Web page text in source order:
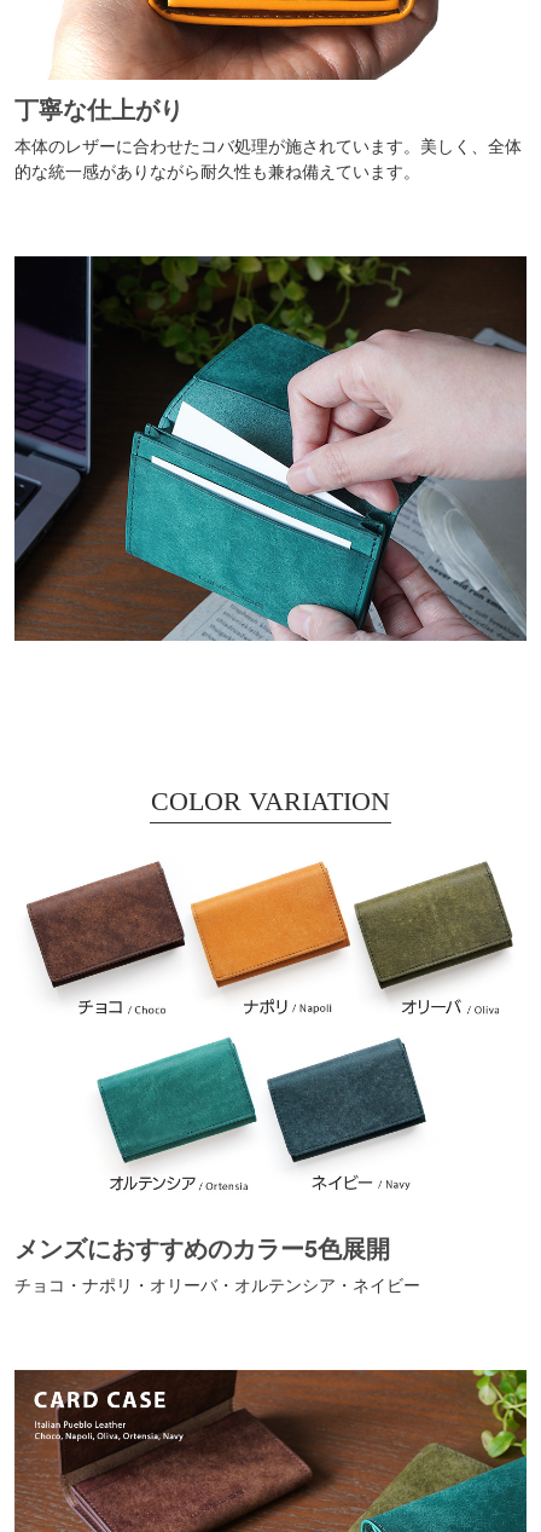
丁寧な仕上がり
本体のレザーに合わせたコバ処理が施されています。美しく、全体
的な統一感がありながら耐久性も兼ね備えています。
COLOR VARIATION
メンズにおすすめのカラー5色展開
チョコ・ナポリ・オリーバ・オルテンシア・ネイビー